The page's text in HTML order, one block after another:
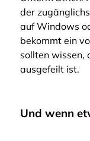
der
auf Windows
bekommt ein
sollten wissen,
ausgefeilt ist.
Und wenn